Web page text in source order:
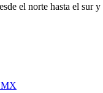
el norte hasta el sur
MX